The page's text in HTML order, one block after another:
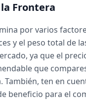
Frontera
por varios
y el peso total de
ya que el
que
ten en
beneficio para el